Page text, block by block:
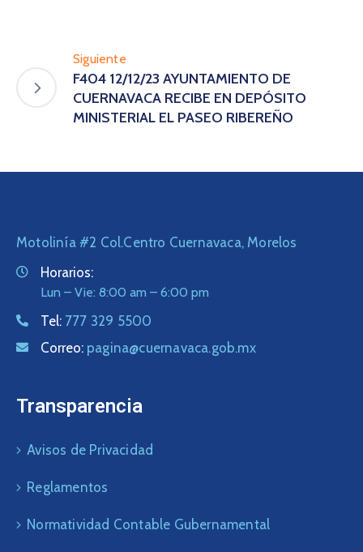
Siguiente
F404 12/12/23 AYUNTAMIENTO DE
CUERNAVACA RECIBE EN DEPÓSITO
MINISTERIAL EL PASEO RIBEREÑO
Motolinía #2 Col.Centro Cuernavaca, Morelos
Horarios:
Lun – Vie: 8:00 am – 6:00 pm
Tel: 777 329 5500
Correo: pagina@cuernavaca.gob.mx
Transparencia
Avisos de Privacidad
Reglamentos
Normatividad Contable Gubernamental